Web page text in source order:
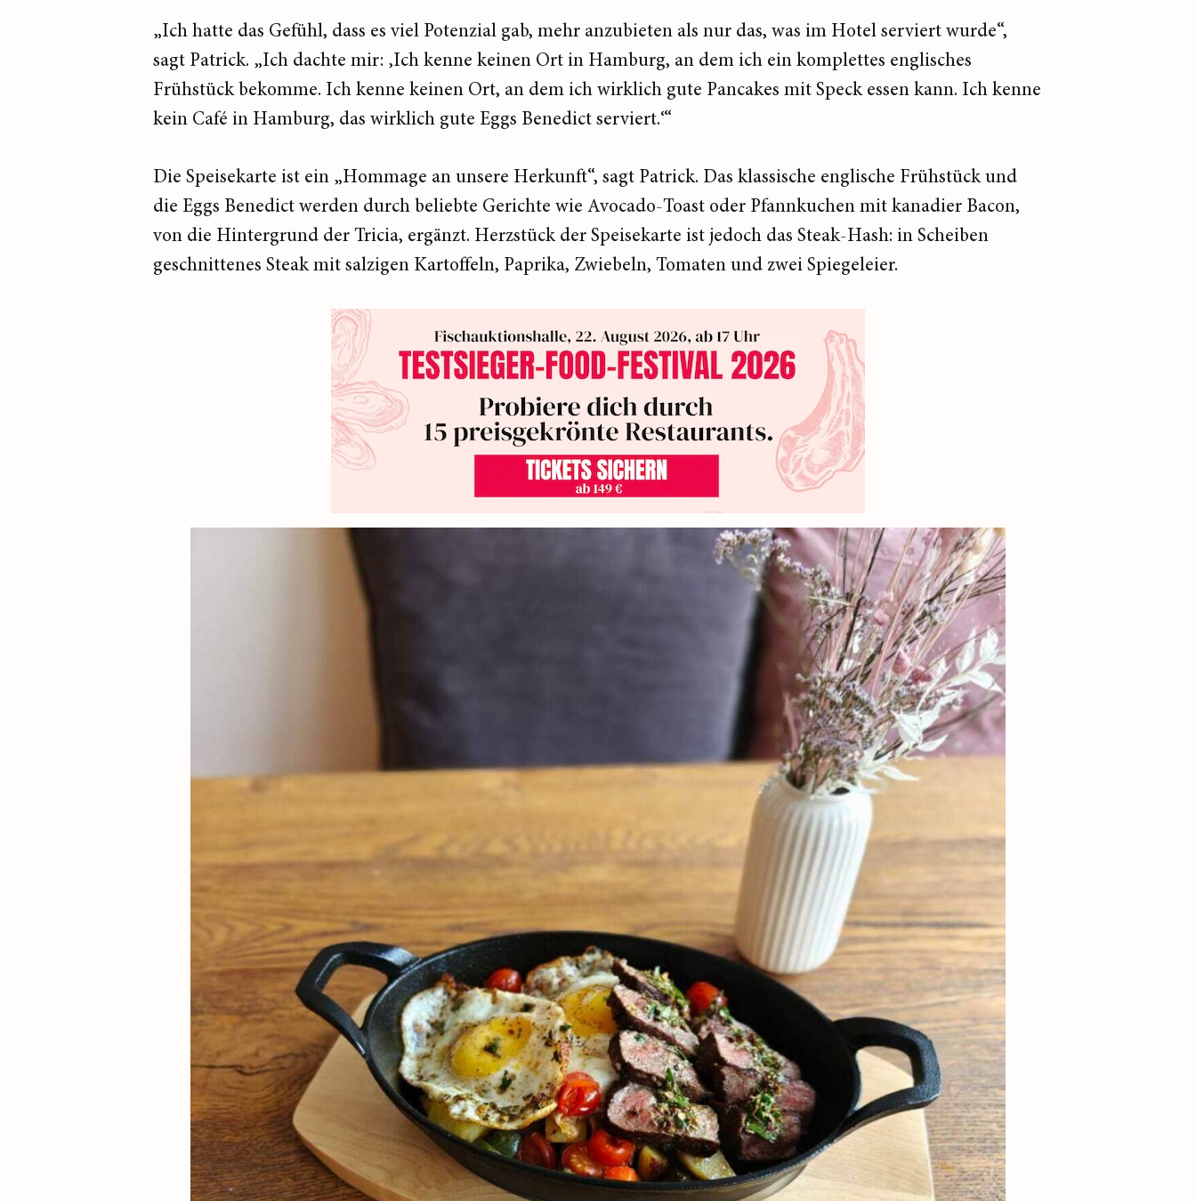
„Ich hatte das Gefühl, dass es viel Potenzial gab, mehr anzubieten als nur das, was im Hotel serviert wurde“,
sagt Patrick. „Ich dachte mir: ‚Ich kenne keinen Ort in Hamburg, an dem ich ein komplettes englisches
Frühstück bekomme. Ich kenne keinen Ort, an dem ich wirklich gute Pancakes mit Speck essen kann. Ich kenne
kein Café in Hamburg, das wirklich gute Eggs Benedict serviert.‘“
Die Speisekarte ist ein „Hommage an unsere Herkunft“, sagt Patrick. Das klassische englische Frühstück und
die Eggs Benedict werden durch beliebte Gerichte wie Avocado-Toast oder Pfannkuchen mit kanadier Bacon,
von die Hintergrund der Tricia, ergänzt. Herzstück der Speisekarte ist jedoch das Steak-Hash: in Scheiben
geschnittenes Steak mit salzigen Kartoffeln, Paprika, Zwiebeln, Tomaten und zwei Spiegeleier.